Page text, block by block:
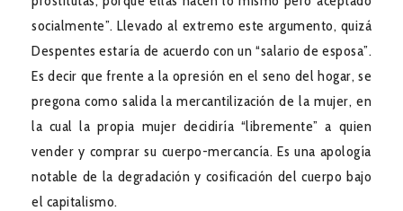
socialmente”. Llevado al extremo este argumento, quizá
Despentes estaría de acuerdo con un “salario de esposa”.
Es decir que frente a la opresión en el seno del hogar, se
pregona como salida la mercantilización de la mujer, en
la cual la propia mujer decidiría “libremente” a quien
vender y comprar su cuerpo-mercancía. Es una apología
notable de la degradación y cosificación del cuerpo bajo
el capitalismo.